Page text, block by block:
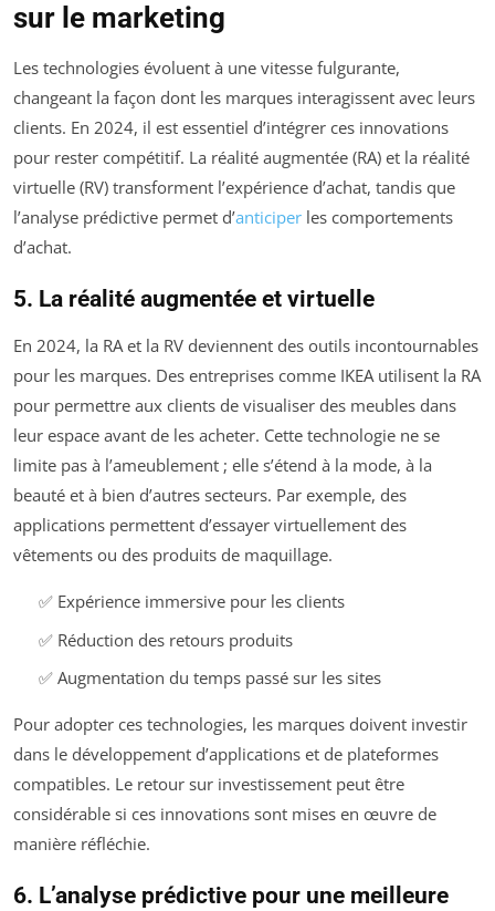
sur le marketing
Les technologies évoluent à une vitesse fulgurante,
changeant la façon dont les marques interagissent avec leurs
clients. En 2024, il est essentiel d’intégrer ces innovations
pour rester compétitif. La réalité augmentée (RA) et la réalité
virtuelle (RV) transforment l’expérience d’achat, tandis que
l’analyse prédictive permet d’anticiper les comportements
d’achat.
5. La réalité augmentée et virtuelle
En 2024, la RA et la RV deviennent des outils incontournables
pour les marques. Des entreprises comme IKEA utilisent la RA
pour permettre aux clients de visualiser des meubles dans
leur espace avant de les acheter. Cette technologie ne se
limite pas à l’ameublement ; elle s’étend à la mode, à la
beauté et à bien d’autres secteurs. Par exemple, des
applications permettent d’essayer virtuellement des
vêtements ou des produits de maquillage.
✅ Expérience immersive pour les clients
✅ Réduction des retours produits
✅ Augmentation du temps passé sur les sites
Pour adopter ces technologies, les marques doivent investir
dans le développement d’applications et de plateformes
compatibles. Le retour sur investissement peut être
considérable si ces innovations sont mises en œuvre de
manière réfléchie.
6. L’analyse prédictive pour une meilleure